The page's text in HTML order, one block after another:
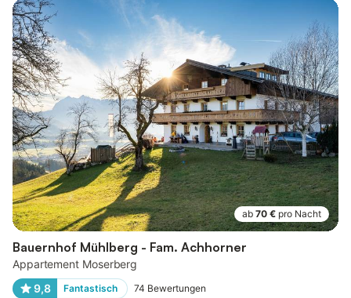
ab 70 € pro Nacht
Bauernhof Mühlberg - Fam. Achhorner
Appartement Moserberg
9,8
Fantastisch 74 Bewertungen